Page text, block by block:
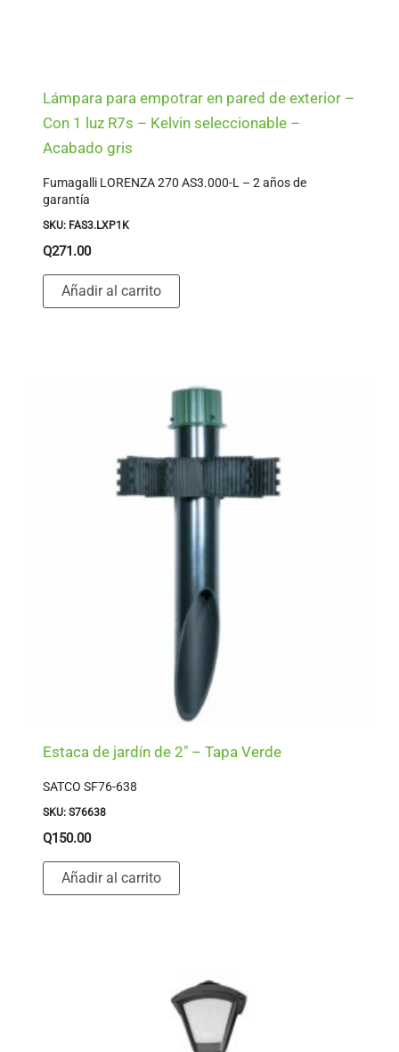
Lámpara para empotrar en pared de exterior –
Con 1 luz R7s – Kelvin seleccionable –
Acabado gris
Fumagalli LORENZA 270 AS3.000-L – 2 años de
garantía
SKU: FAS3.LXP1K
Q271.00
Añadir al carrito
Estaca de jardín de 2″ – Tapa Verde
SATCO SF76-638
SKU: S76638
Q150.00
Añadir al carrito